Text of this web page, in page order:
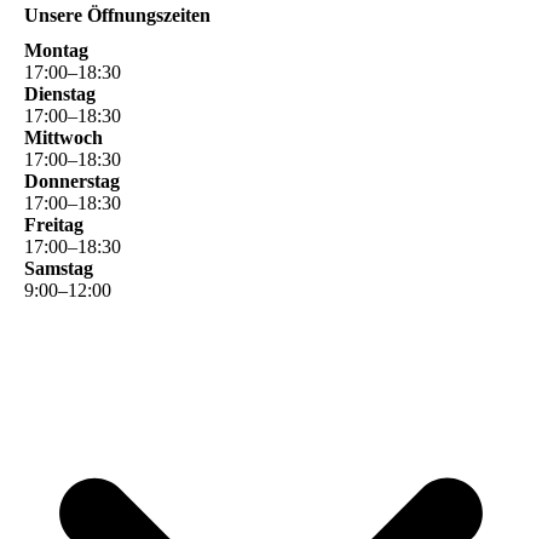
Unsere Öffnungszeiten
Montag
17:00–18:30
Dienstag
17:00–18:30
Mittwoch
17:00–18:30
Donnerstag
17:00–18:30
Freitag
17:00–18:30
Samstag
9:00–12:00